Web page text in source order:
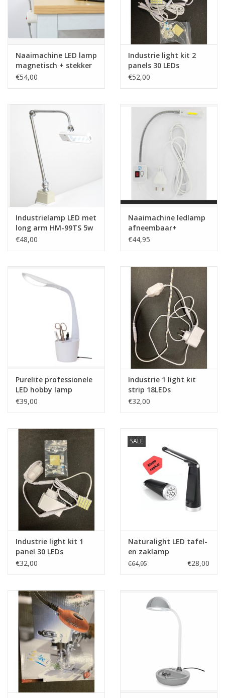
Naaimachine LED lamp
magnetisch + stekker
LC-1K
€54,00
Industrie light kit 2
panels 30 LEDs
€52,00
Industrielamp LED met
long arm HM-99TS 5w
€48,00
Naaimachine ledlamp
afneembaar+
herkleefbaar LC-1K 3M
€44,95
Purelite professionele
LED hobby lamp
€39,00
Industrie 1 light kit
strip 18LEDs
€32,00
Industrie light kit 1
panel 30 LEDs
€32,00
SALE
Naturalight LED tafel-
en zaklamp
€64,95 €28,00